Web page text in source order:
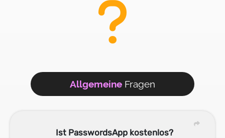
AllgemeineFragen
Ist PasswordsApp kostenlos?